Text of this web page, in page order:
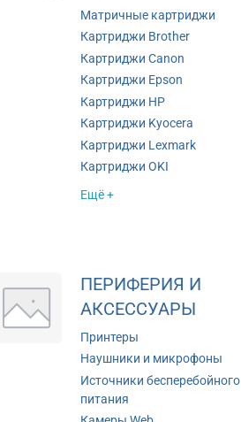
Матричные картриджи
Картриджи Brother
Картриджи Canon
Картриджи Epson
Картриджи HP
Картриджи Kyocera
Картриджи Lexmark
Картриджи OKI
Ещё +
ПЕРИФЕРИЯ И
АКСЕССУАРЫ
Принтеры
Наушники и микрофоны
Источники бесперебойного
питания